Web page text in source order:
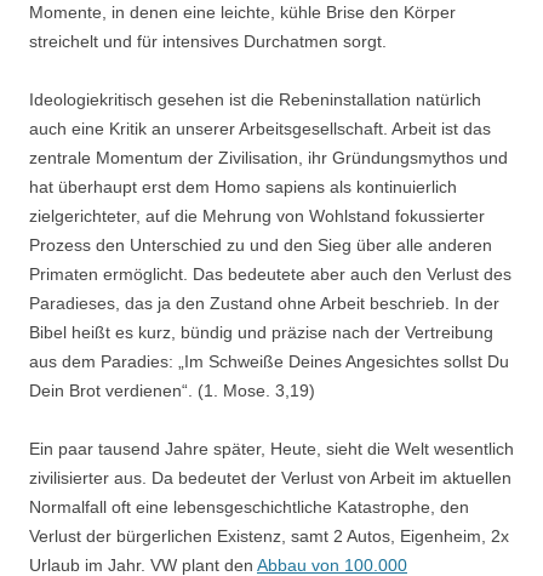
Momente, in denen eine leichte, kühle Brise den Körper
streichelt und für intensives Durchatmen sorgt.
Ideologiekritisch gesehen ist die Rebeninstallation natürlich
auch eine Kritik an unserer Arbeitsgesellschaft. Arbeit ist das
zentrale Momentum der Zivilisation, ihr Gründungsmythos und
hat überhaupt erst dem Homo sapiens als kontinuierlich
zielgerichteter, auf die Mehrung von Wohlstand fokussierter
Prozess den Unterschied zu und den Sieg über alle anderen
Primaten ermöglicht. Das bedeutete aber auch den Verlust des
Paradieses, das ja den Zustand ohne Arbeit beschrieb. In der
Bibel heißt es kurz, bündig und präzise nach der Vertreibung
aus dem Paradies: „Im Schweiße Deines Angesichtes sollst Du
Dein Brot verdienen“. (1. Mose. 3,19)
Ein paar tausend Jahre später, Heute, sieht die Welt wesentlich
zivilisierter aus. Da bedeutet der Verlust von Arbeit im aktuellen
Normalfall oft eine lebensgeschichtliche Katastrophe, den
Verlust der bürgerlichen Existenz, samt 2 Autos, Eigenheim, 2x
Urlaub im Jahr. VW plant den Abbau von 100.000